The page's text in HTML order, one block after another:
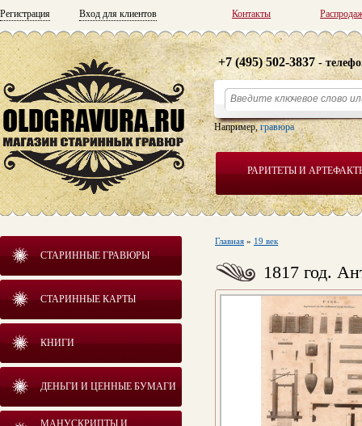
Регистрация Вход для клиентов Контакты
РАРИТЕТЫ И
+7 (495) 502-3837 -
Например,гравюра
СТАРИННЫЕ ГРАВЮРЫ
СТАРИННЫЕ КАРТЫ
КНИГИ
ДЕНЬГИ И ЦЕННЫЕ БУМАГИ
МАНУСКРИПТЫ И
Главная » 19 век
1817 год.